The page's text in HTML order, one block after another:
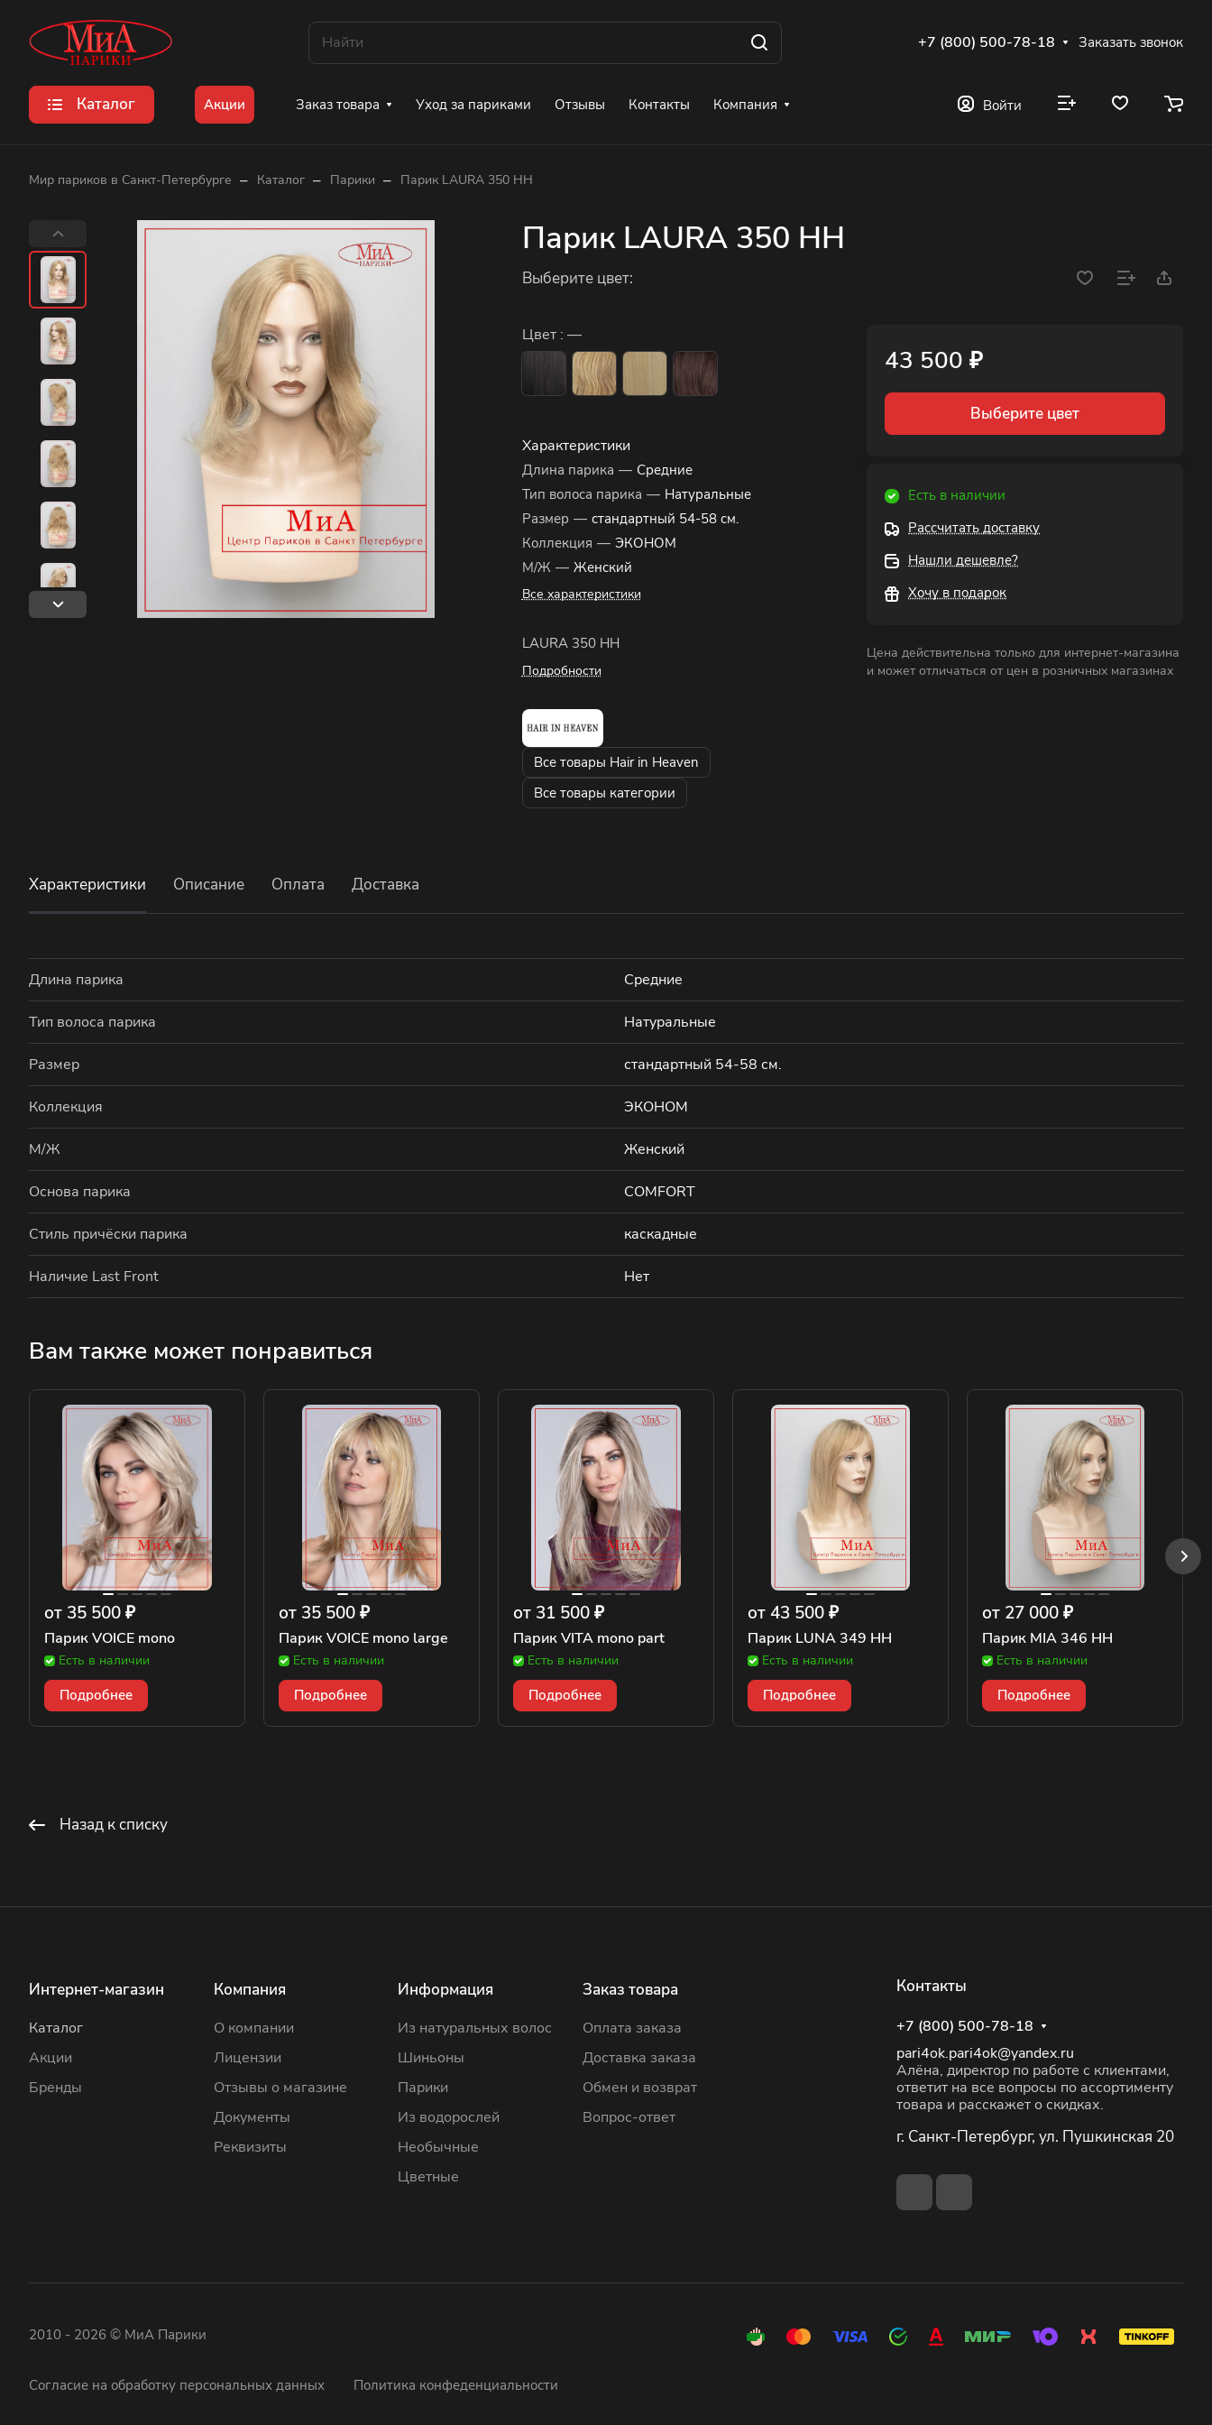
+7 (800) 500-78-18 Заказать звонок
Каталог Акции Заказ товара Уход за париками Отзывы Контакты Компания Войти
Мир париков в Санкт-Петербурге – Каталог – Парики – Парик LAURA 350 HH
Парик LAURA 350 HH
Выберите цвет:
Цвет : —
Характеристики
Длина парика — Средние
Тип волоса парика — Натуральные
Размер — стандартный 54-58 см.
Коллекция — ЭКОНОМ
М/Ж — Женский
Все характеристики
LAURA 350 HH
Подробности
Все товары Hair in Heaven
Все товары категории
43 500 ₽
Выберите цвет
Есть в наличии
Рассчитать доставку
Нашли дешевле?
Хочу в подарок
Цена действительна только для интернет-магазина
и может отличаться от цен в розничных магазинах
Характеристики Описание Оплата Доставка
Длина парика Средние
Тип волоса парика Натуральные
Размер стандартный 54-58 см.
Коллекция ЭКОНОМ
М/Ж Женский
Основа парика COMFORT
Стиль причёски парика каскадные
Наличие Last Front Нет
Вам также может понравиться
от 35 500 ₽
Парик VOICE mono
Есть в наличии
Подробнее
от 35 500 ₽
Парик VOICE mono large
Есть в наличии
Подробнее
от 31 500 ₽
Парик VITA mono part
Есть в наличии
Подробнее
от 43 500 ₽
Парик LUNA 349 HH
Есть в наличии
Подробнее
от 27 000 ₽
Парик MIA 346 HH
Есть в наличии
Подробнее
Назад к списку
Интернет-магазин
Каталог
Акции
Бренды
Компания
О компании
Лицензии
Отзывы о магазине
Документы
Реквизиты
Информация
Из натуральных волос
Шиньоны
Парики
Из водорослей
Необычные
Цветные
Заказ товара
Оплата заказа
Доставка заказа
Обмен и возврат
Вопрос-ответ
Контакты
+7 (800) 500-78-18
pari4ok.pari4ok@yandex.ru
Алёна, директор по работе с клиентами,
ответит на все вопросы по ассортименту
товара и расскажет о скидках.
г. Санкт-Петербург, ул. Пушкинская 20
2010 - 2026 © МиА Парики
Согласие на обработку персональных данных Политика конфеденциальности